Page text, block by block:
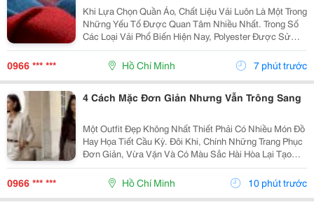
Khi Lựa Chọn Quần Áo, Chất Liệu Vải Luôn Là Một Trong
Những Yếu Tố Được Quan Tâm Nhiều Nhất. Trong Số
Các Loại Vải Phổ Biến Hiện Nay, Polyester Được Sử
Dụng Rộng Rãi Nhờ Độ Bền, Khả Năng Giữ Form Và
Tính Ứng Dụng Cao. Tuy Nhiên, Nhiều Người Vẫn Băn...
0966 *** *** Hồ Chí Minh 7 phút trước
4 Cách Mặc Đơn Giản Nhưng Vẫn Trông Sang
Một Outfit Đẹp Không Nhất Thiết Phải Có Nhiều Món Đồ
Hay Họa Tiết Cầu Kỳ. Đôi Khi, Chính Những Trang Phục
Đơn Giản, Vừa Vặn Và Có Màu Sắc Hài Hòa Lại Tạo
Nên Vẻ Ngoài Chỉn Chu Hơn. Nếu Muốn Xây Dựng
Phong Cách Thanh Lịch, Bạn Có Thể Bắt Đầu Từ Một...
0966 *** *** Hồ Chí Minh 10 phút trước